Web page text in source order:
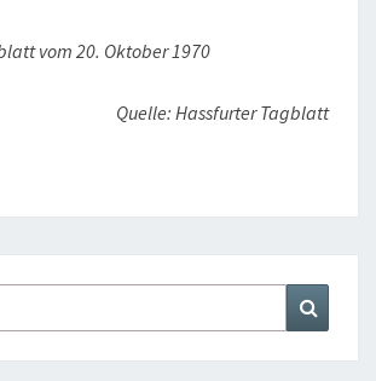
vom 20. Oktober 1970
Quelle: Hassfurter Tagblatt